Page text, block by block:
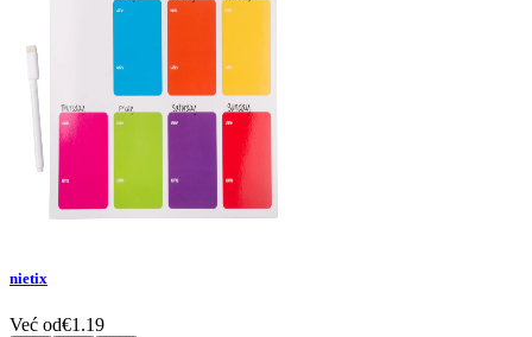
nietix
Već od€1.19